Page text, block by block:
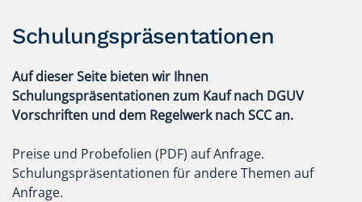
Schulungspräsentationen
Auf dieser Seite bieten wir Ihnen
Schulungspräsentationen zum Kauf nach DGUV
Vorschriften und dem Regelwerk nach SCC an.
Preise und Probefolien (PDF) auf Anfrage.
Schulungspräsentationen für andere Themen auf
Anfrage.